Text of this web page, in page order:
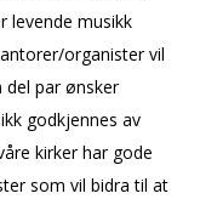
levende musikk
organister vil
par ønsker
godkjennes av
kirker har gode
som vil bidra til at